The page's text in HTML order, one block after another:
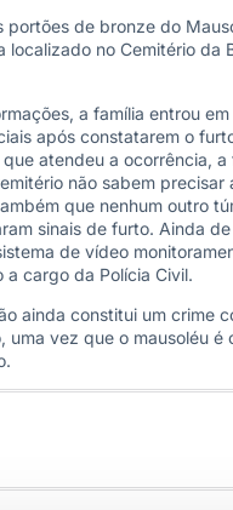
portões de bronze do
localizado no Cemitério da
a família entrou
após constatarem o
atendeu a ocorrência, a
não sabem precisar
que nenhum outro
sinais de furto. Ainda
de vídeo
a cargo da Polícia Civil.
ainda constitui um crime
uma vez que o mausoléu é